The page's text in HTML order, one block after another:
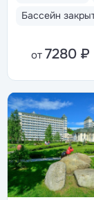
Бассейн
от 7280 ₽